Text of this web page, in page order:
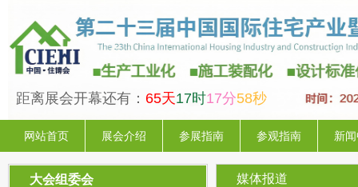
距离展会开幕还有： 65天17时17分57秒
网站首页 展会介绍 参展指南 参观指南 新
大会组委会 媒体报道